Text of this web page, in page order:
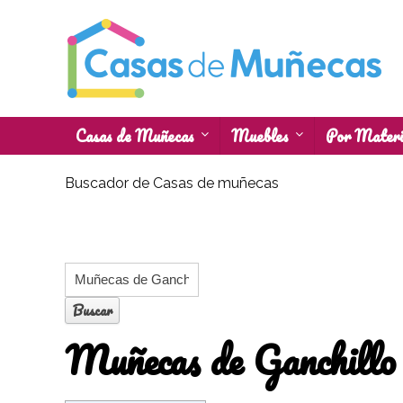
Casas de Muñecas Muebles Por
Buscador de Casas de muñecas
Muñecas de Ganchillo